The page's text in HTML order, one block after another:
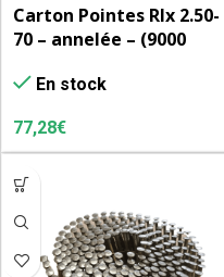
Carton Pointes Rlx 2.50-
70 – annelée – (9000
En stock
77,28€